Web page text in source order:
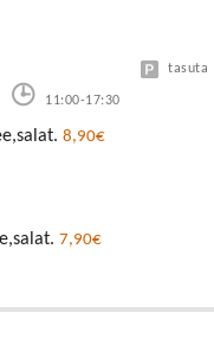
11:00-17:30
tasuta
8,90€
7,90€